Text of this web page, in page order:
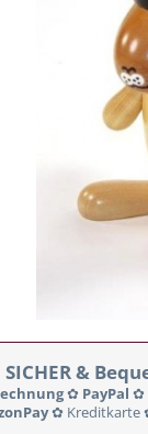
SICHER &
✿ PayPal ✿
✿ Kreditkarte